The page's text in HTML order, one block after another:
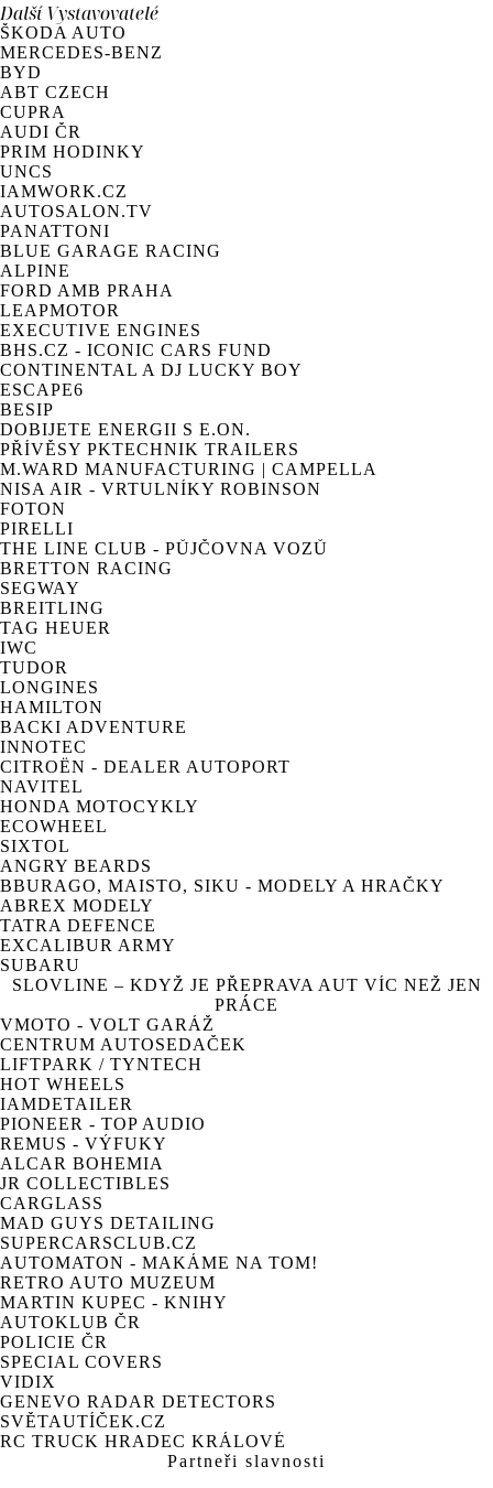
DalšíVystavovatelé
ŠKODA AUTO
MERCEDES-BENZ
BYD
ABT CZECH
CUPRA
AUDI ČR
PRIM HODINKY
UNCS
IAMWORK.CZ
AUTOSALON.TV
PANATTONI
BLUE GARAGE RACING
ALPINE
FORD AMB PRAHA
LEAPMOTOR
EXECUTIVE ENGINES
BHS.CZ - ICONIC CARS FUND
CONTINENTAL A DJ LUCKY BOY
ESCAPE6
BESIP
DOBIJETE ENERGII S E.ON.
PŘÍVĚSY PKTECHNIK TRAILERS
M.WARD MANUFACTURING | CAMPELLA
NISA AIR - VRTULNÍKY ROBINSON
FOTON
PIRELLI
THE LINE CLUB - PŮJČOVNA VOZŮ
BRETTON RACING
SEGWAY
BREITLING
TAG HEUER
IWC
TUDOR
LONGINES
HAMILTON
BACKI ADVENTURE
INNOTEC
CITROËN - DEALER AUTOPORT
NAVITEL
HONDA MOTOCYKLY
ECOWHEEL
SIXTOL
ANGRY BEARDS
BBURAGO, MAISTO, SIKU - MODELY A HRAČKY
ABREX MODELY
TATRA DEFENCE
EXCALIBUR ARMY
SUBARU
SLOVLINE – KDYŽ JE PŘEPRAVA AUT VÍC NEŽ JEN
PRÁCE
VMOTO - VOLT GARÁŽ
CENTRUM AUTOSEDAČEK
LIFTPARK / TYNTECH
HOT WHEELS
IAMDETAILER
PIONEER - TOP AUDIO
REMUS - VÝFUKY
ALCAR BOHEMIA
JR COLLECTIBLES
CARGLASS
MAD GUYS DETAILING
SUPERCARSCLUB.CZ
AUTOMATON - MAKÁME NA TOM!
RETRO AUTO MUZEUM
MARTIN KUPEC - KNIHY
AUTOKLUB ČR
POLICIE ČR
SPECIAL COVERS
VIDIX
GENEVO RADAR DETECTORS
SVĚTAUTÍČEK.CZ
RC TRUCK HRADEC KRÁLOVÉ
Partneři slavnosti